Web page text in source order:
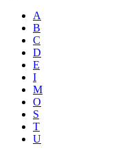
A
B
C
D
E
I
M
O
S
T
U